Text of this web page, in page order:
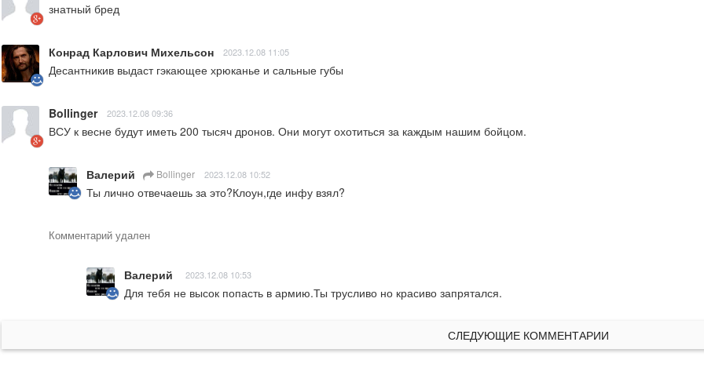
знатный бред
Конрад Карлович Михельсон 2023.12.08 11:05
Десантникив выдаст гэкающее хрюканье и сальные губы
Bollinger 2023.12.08 09:36
ВСУ к весне будут иметь 200 тысяч дронов. Они могут охотиться за каждым нашим бойцом.
Валерий Bollinger 2023.12.08 10:52
Ты лично отвечаешь за это?Клоун,где инфу взял?
Комментарий удален
Валерий 2023.12.08 10:53
Для тебя не высок попасть в армию.Ты трусливо но красиво запрятался.
СЛЕДУЮЩИЕ КОММЕНТАРИИ